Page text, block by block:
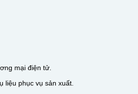
mại điện tử.
liệu phục vụ sản xuất.